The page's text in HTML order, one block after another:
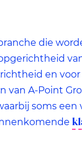
die
en
van A-Point
soms